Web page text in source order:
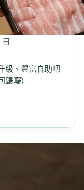
級、豐富自助吧
歸囉）